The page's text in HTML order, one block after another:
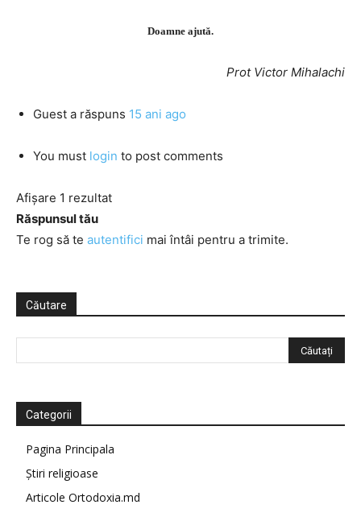
Doamne ajută.
Prot Victor Mihalachi
Guest a răspuns 15 ani ago
You must login to post comments
Afișare 1 rezultat
Răspunsul tău
Te rog să te autentifici mai întâi pentru a trimite.
Căutare
Categorii
Pagina Principala
Știri religioase
Articole Ortodoxia.md